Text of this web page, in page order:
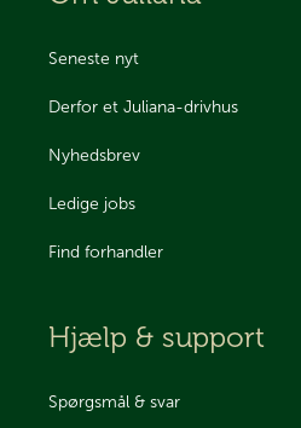
Seneste nyt
Derfor et Juliana-drivhus
Nyhedsbrev
Ledige jobs
Find forhandler
Hjælp & support
Spørgsmål & svar